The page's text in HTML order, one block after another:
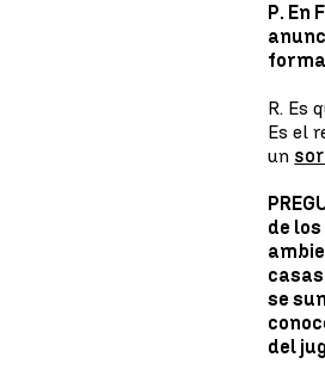
P. En
R. Es
Es el
un
de
se
del